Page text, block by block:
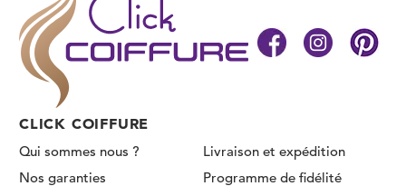
CLICK COIFFURE
Qui sommes nous ?
Livraison et expédition
Nos garanties
Programme de fidélité